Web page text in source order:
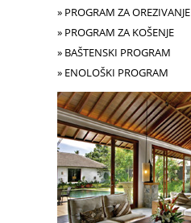
» PROGRAM ZA OREZIVANJE
» PROGRAM ZA KOŠENJE
» BAŠTENSKI PROGRAM
» ENOLOŠKI PROGRAM